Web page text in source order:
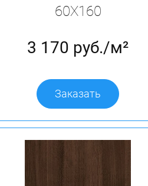
60X160
3 170 руб./м²
Заказать